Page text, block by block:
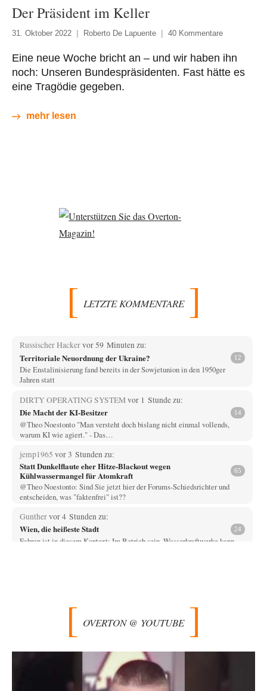
Der Präsident im Keller
31. Oktober 2022 Roberto De Lapuente 40 Kommentare
Eine neue Woche bricht an – und wir haben ihn
noch: Unseren Bundespräsidenten. Fast hätte es
eine Tragödie gegeben.
mehr lesen
LETZTE KOMMENTARE
Russischer Hackervor 59 Minuten zu:
Territoriale Neuordnung der Ukraine? 12
Die Enstalinisierung fand bereits in der Sowjetunion in den 1950ger
Jahren statt
DIRTY OPERATING SYSTEMvor 1 Stunde zu:
Die Macht der KI-Besitzer 14
@Theo Noestonto "Man versteht doch bislang nicht einmal vollends,
warum KI wie agiert." - Das…
jemp1965 vor 3 Stunden zu:
Statt Dunkelflaute eher Hitze-Blackout wegen
Kühlwassermangel für Atomkraft
65
@Theo Noestonto: Sind Sie jetzt hier der Forums-Schiedsrichter und
entscheiden, was "faktenfrei" ist??
Gunthervor 4 Stunden zu:
Wien, die heißeste Stadt 24
Fahren ist in diesem Kontext: Im Betrieb sein. Wasserkraftwerke kann
Als ob ein Amri…
vor 6 Stunden zu:
Die Araber und die Shoah
Ihr Kommentar ist ja just genau so einseitig, wie Sie es Zuckermann hier
vor 6 Stunden zu:
OVERTON @ YOUTUBE